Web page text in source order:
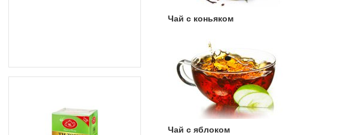
Чай с коньяком
Чай с яблоком